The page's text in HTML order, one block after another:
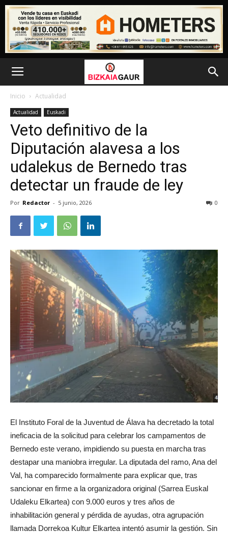
Inicio Actualidad
Actualidad Euskadi
Veto definitivo de la
Diputación alavesa a los
udalekus de Bernedo tras
detectar un fraude de ley
Por Redactor - 5 junio, 2026 0
El Instituto Foral de la Juventud de Álava ha decretado la total
ineficacia de la solicitud para celebrar los campamentos de
Bernedo este verano, impidiendo su puesta en marcha tras
destapar una maniobra irregular. La diputada del ramo, Ana del
Val, ha comparecido formalmente para explicar que, tras
sancionar en firme a la organizadora original (Sarrea Euskal
Udaleku Elkartea) con 9.000 euros y tres años de
inhabilitación general y pérdida de ayudas, otra agrupación
llamada Dorrekoa Kultur Elkartea intentó asumir la gestión. Sin